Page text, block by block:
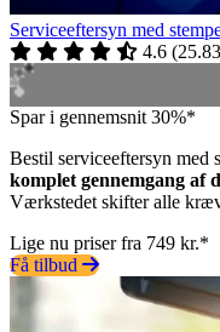
Serviceeftersyn med
4.6 (
Spar i gennemsnit 30%*
Bestil serviceeftersyn med
komplet gennemgang af
Værkstedet skifter alle
Lige nu priser fra 749 kr.*
Få tilbud